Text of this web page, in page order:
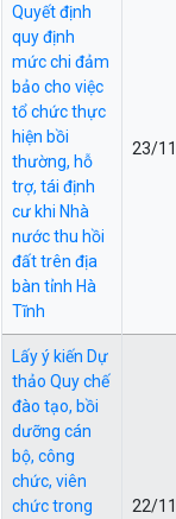
Quyết định
quy định
mức chi đảm
bảo cho việc
tổ chức thực
hiện bồi
thường, hỗ
trợ, tái định
cư khi Nhà
nước thu hồi
đất trên địa
bàn tỉnh Hà
Tĩnh
23/
Lấy ý kiến Dự
thảo Quy chế
đào tạo, bồi
dưỡng cán
bộ, công
chức, viên
chức trong
22/